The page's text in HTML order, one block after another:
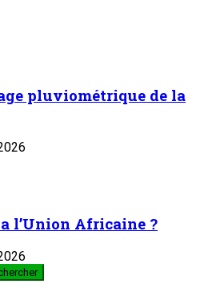
pluviométrique de la
l’Union Africaine ?